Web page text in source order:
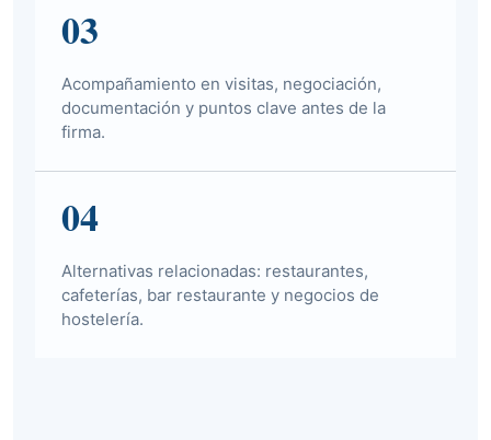
03
Acompañamiento en visitas, negociación,
documentación y puntos clave antes de la
firma.
04
Alternativas relacionadas: restaurantes,
cafeterías, bar restaurante y negocios de
hostelería.